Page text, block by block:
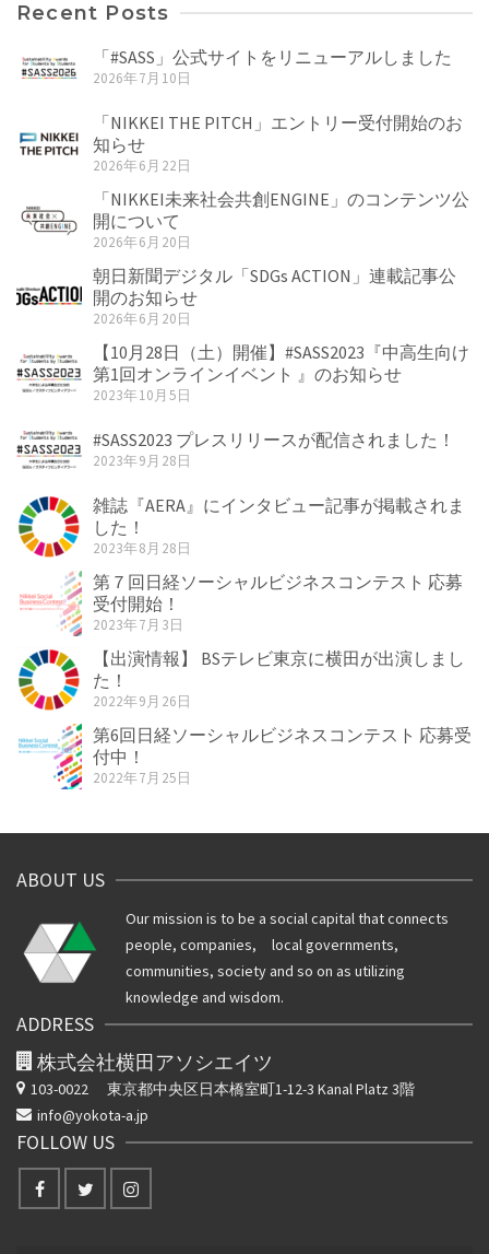
Recent Posts
「#SASS」公式サイトをリニューアルしました
2026年7月10日
「NIKKEI THE PITCH」エントリー受付開始のお
知らせ
2026年6月22日
「NIKKEI未来社会共創ENGINE」のコンテンツ公
開について
2026年6月20日
朝日新聞デジタル「SDGs ACTION」連載記事公
開のお知らせ
2026年6月20日
【10月28日（土）開催】#SASS2023『中高生向け
第1回オンラインイベント 』のお知らせ
2023年10月5日
#SASS2023 プレスリリースが配信されました！
2023年9月28日
雑誌『AERA』にインタビュー記事が掲載されま
した！
2023年8月28日
第７回日経ソーシャルビジネスコンテスト 応募
受付開始！
2023年7月3日
【出演情報】 BSテレビ東京に横田が出演しまし
た！
2022年9月26日
第6回日経ソーシャルビジネスコンテスト 応募受
付中！
2022年7月25日
ABOUT US
Our mission is to be a social capital that connects
people, companies, local governments,
communities, society and so on as utilizing
knowledge and wisdom.
ADDRESS
株式会社横田アソシエイツ
103-0022
東京都中央区日本橋室町1-12-3 Kanal Platz 3階
info@yokota-a.jp
FOLLOW US